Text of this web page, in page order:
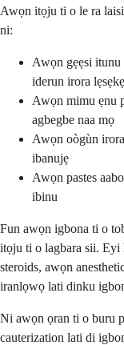
Awọn itọju ti o le ra
ni:
Awọn gẹẹsi itunu
iderun irora
Awọn mimu ẹnu
agbegbe naa mọ
Awọn oògùn
ibanujẹ
Awọn pastes
ibinu
Fun awọn igbona ti o
itọju ti o lagbara sii. Eyi
steroids, awọn
iranlọwọ lati dinku
Ni awọn ọran ti o buru
cauterization lati di